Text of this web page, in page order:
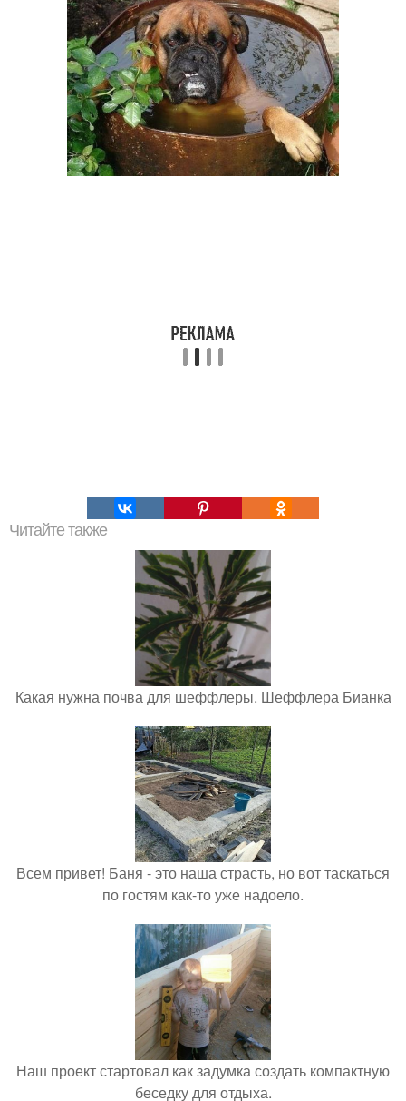
Читайте также
Какая нужна почва для шеффлеры. Шеффлера Бианка
Всем привет! Баня - это наша страсть, но вот таскаться
по гостям как-то уже надоело.
Наш проект стартовал как задумка создать компактную
беседку для отдыха.